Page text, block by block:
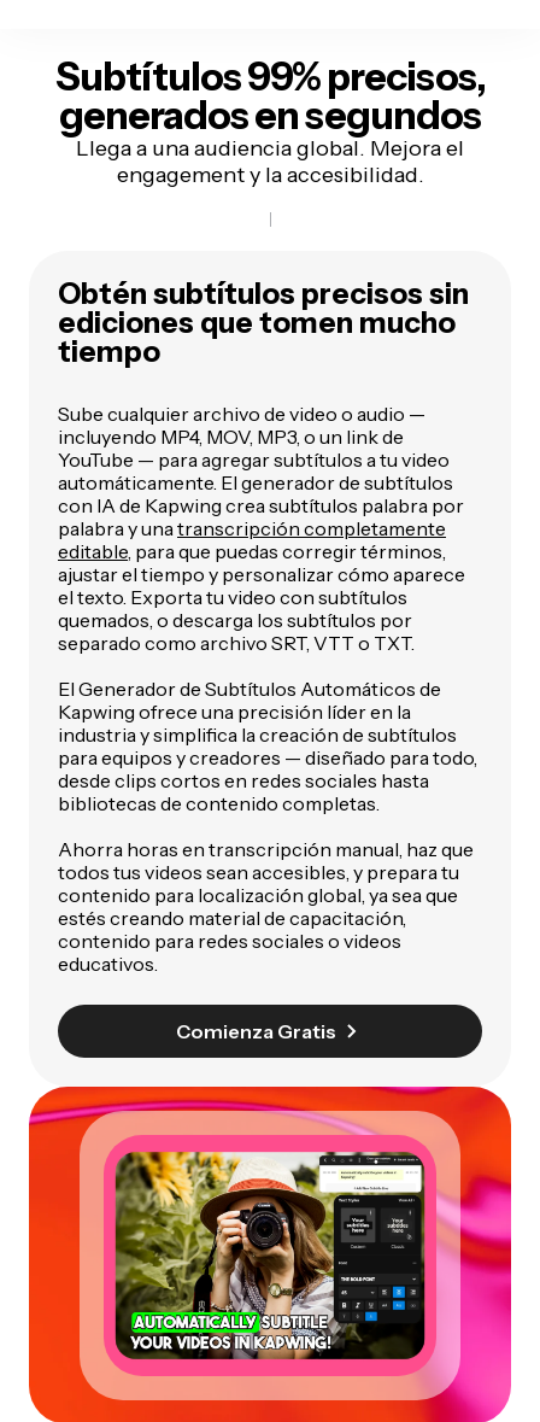
Subtítulos 99% precisos,
generados en segundos
Llega a una audiencia global. Mejora el
engagement y la accesibilidad.
Obtén subtítulos precisos sin
ediciones que tomen mucho
tiempo
Sube cualquier archivo de video o audio —
incluyendo MP4, MOV, MP3, o un link de
YouTube — para agregar subtítulos a tu video
automáticamente. El generador de subtítulos
con IA de Kapwing crea subtítulos palabra por
palabra y unatranscripción completamente
editable, para que puedas corregir términos,
ajustar el tiempo y personalizar cómo aparece
el texto. Exporta tu video con subtítulos
quemados, o descarga los subtítulos por
separado como archivo SRT, VTT o TXT.
El Generador de Subtítulos Automáticos de
Kapwing ofrece una precisión líder en la
industria y simplifica la creación de subtítulos
para equipos y creadores — diseñado para todo,
desde clips cortos en redes sociales hasta
bibliotecas de contenido completas.
Ahorra horas en transcripción manual, haz que
todos tus videos sean accesibles, y prepara tu
contenido para localización global, ya sea que
estés creando material de capacitación,
contenido para redes sociales o videos
educativos.
Comienza Gratis